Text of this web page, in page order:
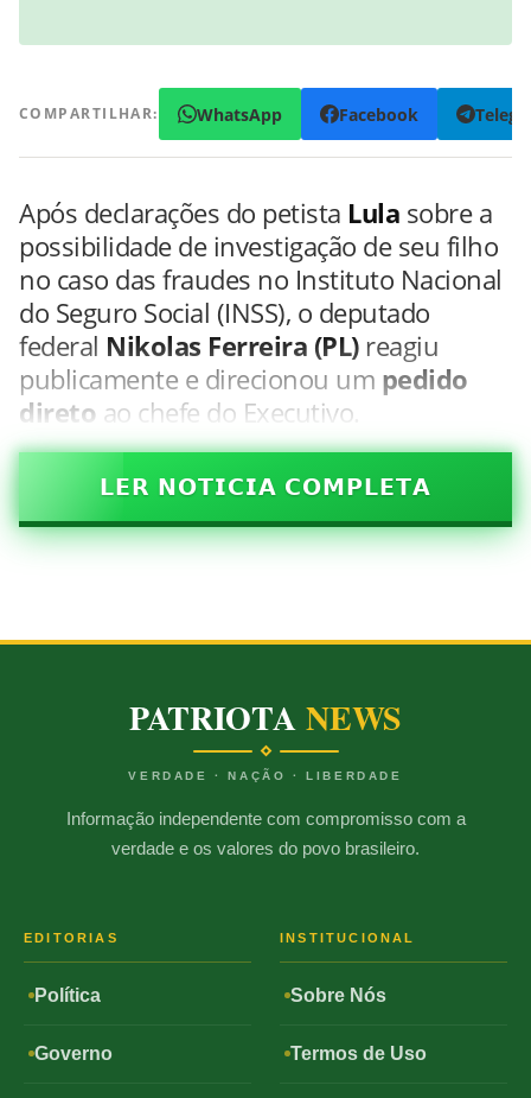
COMPARTILHAR: WhatsApp Facebook
Após declarações do petista Lula sobre a
possibilidade de investigação de seu filho
no caso das fraudes no Instituto Nacional
do Seguro Social (INSS), o deputado
federal Nikolas Ferreira (PL)reagiu
publicamente e direcionou um pedido
direto ao chefe do Executivo.
𝗟𝗘𝗥 𝗡𝗢𝗧𝗜𝗖𝗜𝗔 𝗖𝗢𝗠𝗣𝗟𝗘𝗧𝗔
PATRIOTANEWS
VERDADE · NAÇÃO · LIBERDADE
Informação independente com compromisso com a
verdade e os valores do povo brasileiro.
EDITORIAS
Política
Governo
INSTITUCIONAL
Sobre Nós
Termos de Uso